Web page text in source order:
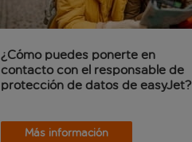
¿Cómo puedes ponerte en
contacto con el responsable de
protección de datos de easyJet?
Más información